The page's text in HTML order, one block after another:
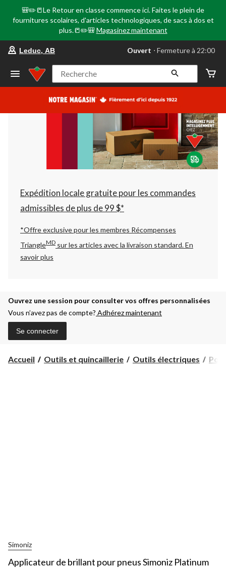
🎒✏️📒Le Retour en classe commence ici. Faites le plein de
fournitures scolaires, d'articles technologiques, de sacs à dos et
plus.📒✏️🎒 Magasinez maintenant
votre
préféré
Leduc,
AB,
courament
Fermeture
à
22:00
cliquer
pour
changer
Leduc, AB Ouvert ⋅ Fermeture à 22:00
Recherche
Expédition locale gratuite pour les commandes
admissibles de plus de 99 $*
*Offre exclusive pour les membres Récompenses
TriangleMD sur les articles avec la livraison standard.En
savoir plus
Ouvrez une session pour consulter vos offres personnalisées
Vous n’avez pas de compte? Adhérez maintenant
Se connecter
Accueil Outils et quincaillerie Outils électriques
Simoniz
Applicateur de brillant pour pneus Simoniz Platinum